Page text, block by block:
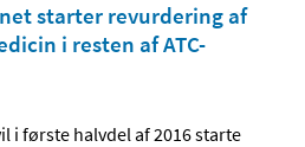
starter revurdering af
i resten af ATC-
i første halvdel af 2016 starte